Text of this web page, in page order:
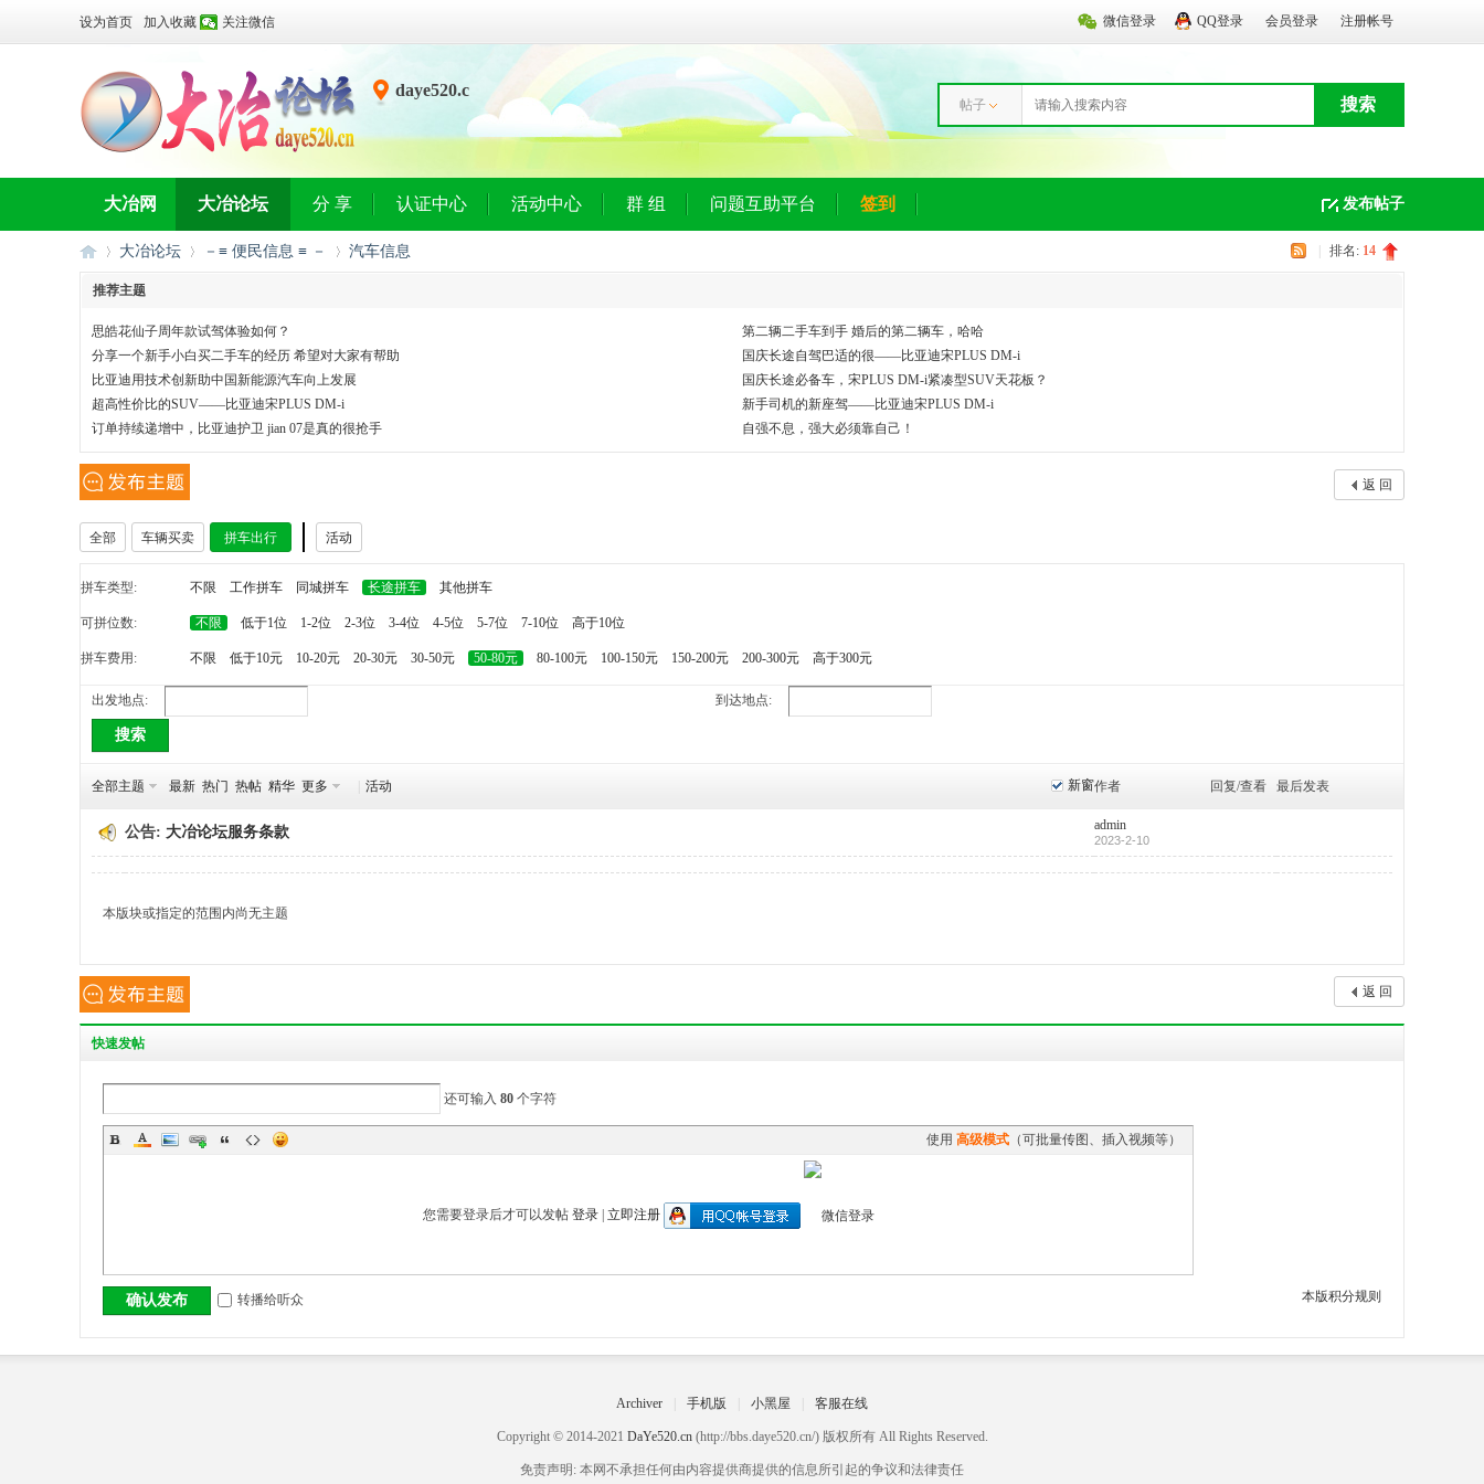
微信登录 QQ登录 会员登录 注册帐号
设为首页 加入收藏 关注微信
daye520.c
帖子 搜索
发布帖子
大冶网 大冶论坛 分 享 认证中心 活动中心 群 组 问题互助平台 签到
冶
网
丨
»
大冶论坛 －≡ 便民信息 ≡ －
›
汽车信息 排名: 14
推荐主题
思皓花仙子周年款试驾体验如何？
第二辆二手车到手 婚后的第二辆车，哈哈
分享一个新手小白买二手车的经历 希望对大家有帮助
国庆长途自驾巴适的很——比亚迪宋PLUS DM-i
比亚迪用技术创新助中国新能源汽车向上发展
国庆长途必备车，宋PLUS DM-i紧凑型SUV天花板？
超高性价比的SUV——比亚迪宋PLUS DM-i
新手司机的新座驾——比亚迪宋PLUS DM-i
订单持续递增中，比亚迪护卫 jian 07是真的很抢手
自强不息，强大必须靠自己！
返 回
全部 车辆买卖 拼车出行 活动
拼车类型: 不限 工作拼车 同城拼车 长途拼车 其他拼车
可拼位数: 不限 低于1位 1-2位 2-3位 3-4位 4-5位 5-7位 7-10位 高于10位
拼车费用: 不限 低于10元 10-20元 20-30元 30-50元 50-80元 80-100元 100-150元 150-200元 200-300元 高于300元
出发地点: 到达地点:
搜索
新窗
全部主题 最新 热门 热帖 精华 更多 活动 作者 回复/查看 最后发表
公告: 大冶论坛服务条款 admin
2023-2-10
本版块或指定的范围内尚无主题
返 回
快速发帖
还可输入 80 个字符
使用 高级模式 （可批量传图、插入视频等）
您需要登录后才可以发帖 登录| 立即注册
本版积分规则
确认发布 转播给听众
Archiver 手机版 小黑屋 客服在线
Copyright © 2014-2021 DaYe520.cn(http://bbs.daye520.cn/) 版权所有 All Rights Reserved.
免责声明: 本网不承担任何由内容提供商提供的信息所引起的争议和法律责任